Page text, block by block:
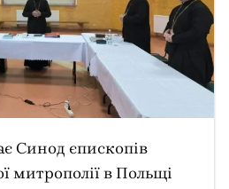
Синод єпископів
митрополії в Польщі